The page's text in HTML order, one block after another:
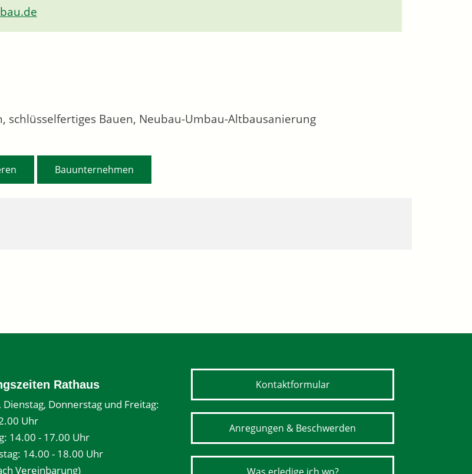
schlüsselfertiges Bauen, Neubau-Umbau-Altbausanierung
Bauunternehmen
Rathaus
Dienstag, Donnerstag und Freitag:
Uhr
14.00 - 17.00 Uhr
14.00 - 18.00 Uhr
Vereinbarung)
Kontaktformular
Anregungen & Beschwerden